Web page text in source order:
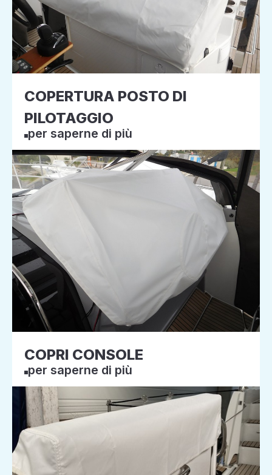
COPERTURA POSTO DI
PILOTAGGIO
per saperne di più
COPRI CONSOLE
per saperne di più